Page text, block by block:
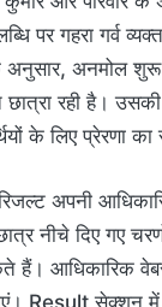
पर गहरा गर्व
अनुसार, अनमोल
छात्रा रही है।
के लिए प्रेरणा
रिजल्ट अपनी
नीचे दिए गए
हैं। आधिकारिक
Result सेक्शन